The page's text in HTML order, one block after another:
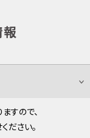
報
すので、
ださい。